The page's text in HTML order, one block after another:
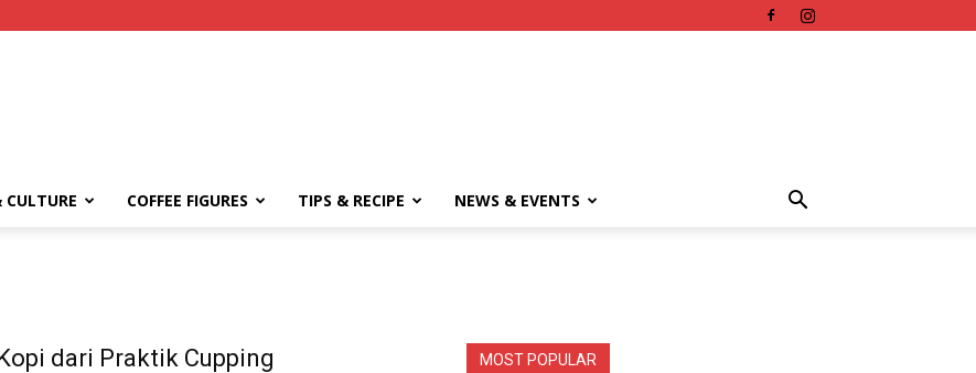
CULTURE COFFEE FIGURES TIPS & RECIPE NEWS & EVENTS
dari Praktik Cupping MOST POPULAR